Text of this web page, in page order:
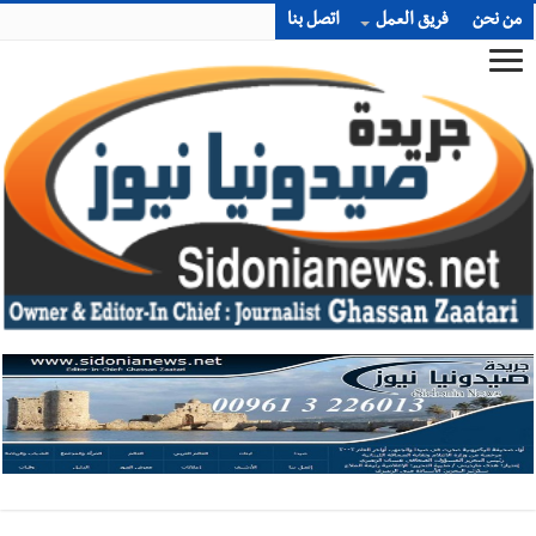
من نحن فريق العمل اتصل بنا